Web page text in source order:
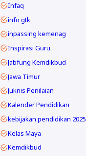
Infaq
info gtk
inpassing kemenag
Inspirasi Guru
Jabfung Kemdikbud
Jawa Timur
Juknis Penilaian
Kalender Pendidikan
kebijakan pendidikan 2025
Kelas Maya
Kemdikbud